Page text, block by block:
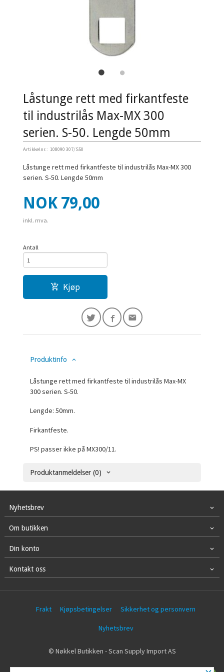
Låstunge rett med firkantfeste
til industrilås Max-MX 300
serien. S-50. Lengde 50mm
Artikkelnr.: 108090 307/S50
Låstunge rett med firkantfeste til industrilås Max-MX 300
serien. S-50. Lengde 50mm
Pris
NOK 79,00
inkl. mva.
Antall
Kjøp
Produktinfo
Låstunge rett med firkantfeste til industrilås Max-MX
300 serien. S-50.
Lengde: 50mm.
Firkantfeste.
PS! passer ikke på MX300/11.
Produktanmeldelser (0)
Nyhetsbrev
Om butikken
Din konto
Kontakt oss
Frakt Kjøpsbetingelser Sikkerhet og personvern
Nyhetsbrev
© Nøkkel Butikken - Scan Supply Import AS